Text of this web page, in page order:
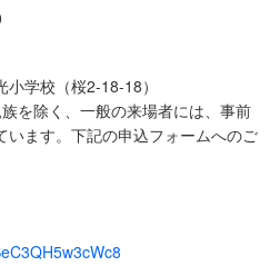
学校（桜2-18-18）
を除く、一般の来場者には、事前
います。下記の申込フォームへのご